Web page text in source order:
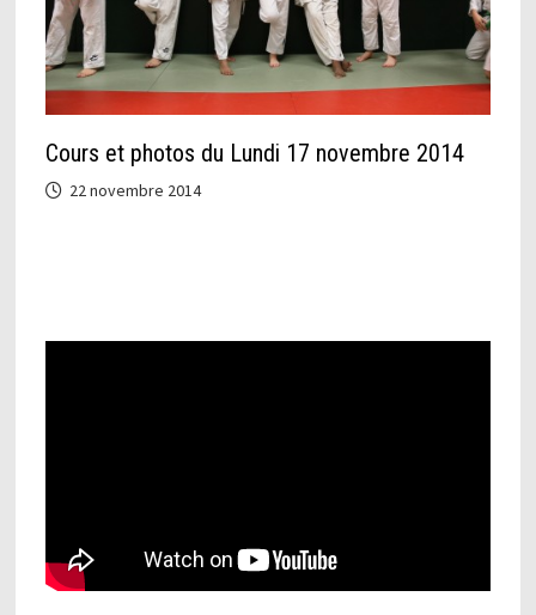
Cours et photos du Lundi 17 novembre 2014
22 novembre 2014